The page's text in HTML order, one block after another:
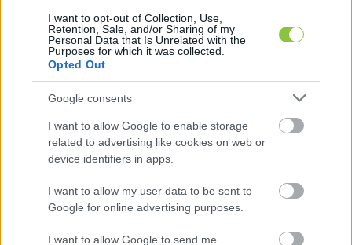
I want to opt-out of Collection, Use,
Retention, Sale, and/or Sharing of my
Personal Data that Is Unrelated with the
Purposes for which it was collected.
Opted Out
Google consents
I want to allow Google to enable storage
related to advertising like cookies on web or
device identifiers in apps.
I want to allow my user data to be sent to
Google for online advertising purposes.
I want to allow Google to send me
O.: Ez egy nemzetbizt…
R.: …De akkor elém hogy kerül?
O.: Fel kell oldani a titkosítást.
O.: Hát de kérni lehet. Én mindenkit biztatok
– írta a 444.